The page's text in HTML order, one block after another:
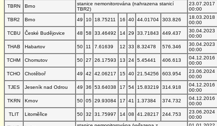
TBRN
Brno
stanice nemonitorována (nahrazena stanicí
TBR2)
23.07.2017
00:00
TBR2
Brno 49 10 18.75211 16 40 44.01704 303.826
18.03.2018
00:00
TCBU
České Budějovice 48 58 33.46492 14 29 33.71843 449.437
30.04.2023
00:00
THAB
Habartov 50 11 7.61639 12 33 8.32478 576.346
30.04.2023
00:00
TCHM
Chomutov 50 27 26.17593 13 24 5.45441 406.613
04.12.2016
00:00
TCHO
Chotěboř 49 42 42.06217 15 40 21.54256 603.954
23.06.2024
00:00
TJES
Jeseník nad Odrou 49 36 53.64038 17 54 15.83219 314.918
04.12.2016
00:00
TKRN
Krnov 50 05 29.93084 17 41 1.37384 374.732
04.12.2016
00:00
TLIT
Litoměřice 50 32 31.75997 14 08 41.28217 244.753
23.06.2024
00:00